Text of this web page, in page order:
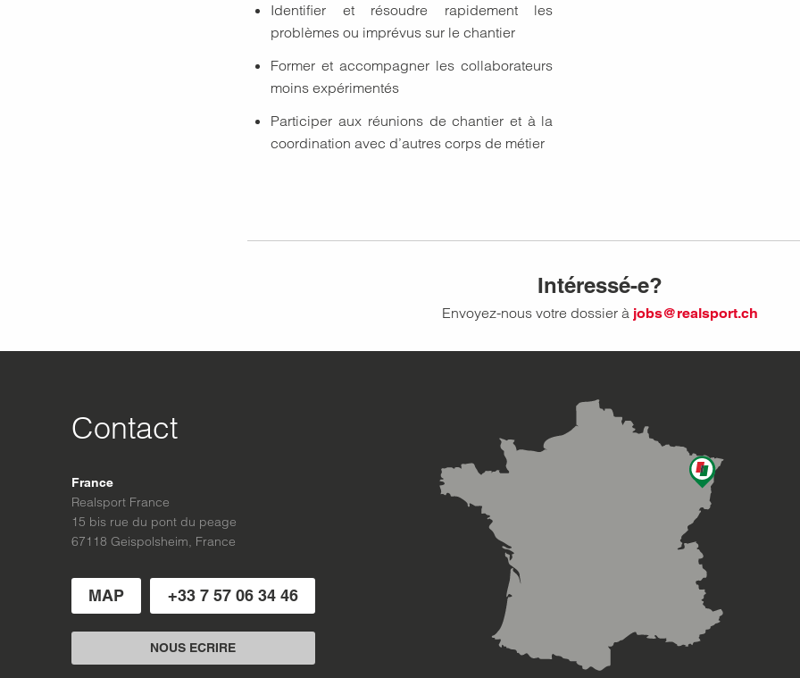
Identifier et résoudre rapidement les
problèmes ou imprévus sur le chantier
Former et accompagner les collaborateurs
moins expérimentés
Participer aux réunions de chantier et à la
coordination avec d’autres corps de métier
Intéressé-e?
Envoyez-nous votre dossier à jobs@realsport.ch
Contact
France
Realsport France
15 bis rue du pont du peage
67118 Geispolsheim, France
MAP +33 7 57 06 34 46
NOUS ECRIRE